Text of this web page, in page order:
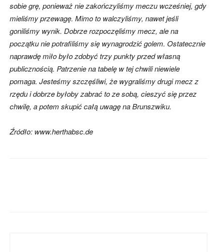
sobie grę, ponieważ nie zakończyliśmy meczu wcześniej, gdy
mieliśmy przewagę. Mimo to walczyliśmy, nawet jeśli
goniliśmy wynik. Dobrze rozpoczęliśmy mecz, ale na
początku nie potrafiliśmy się wynagrodzić golem. Ostatecznie
naprawdę miło było zdobyć trzy punkty przed własną
publicznością. Patrzenie na tabelę w tej chwili niewiele
pomaga. Jesteśmy szczęśliwi, że wygraliśmy drugi mecz z
rzędu i dobrze byłoby zabrać to ze sobą, cieszyć się przez
chwilę, a potem skupić całą uwagę na Brunszwiku.
Źródło: www.herthabsc.de